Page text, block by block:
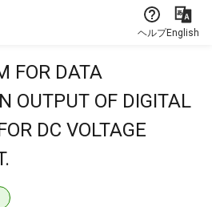
ヘルプEnglish
FOR DATA
OUTPUT OF DIGITAL
DC VOLTAGE